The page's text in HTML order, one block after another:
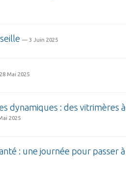
— 3 Juin 2025
Mai 2025
dynamiques : des vitrimères
2025
: une journée pour passer à